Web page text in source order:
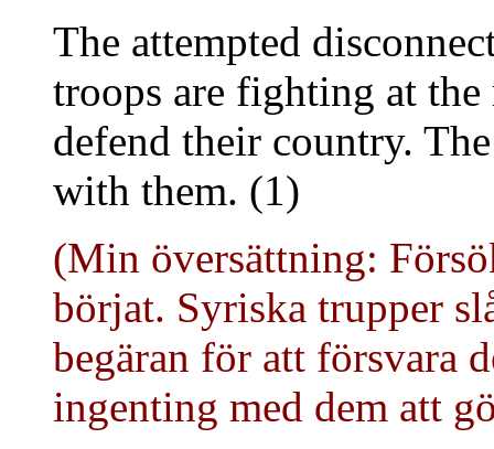
The attempted
troops are fighting at
defend their country.
with them. (1)
(Min översättning:
börjat. Syriska trupper
begäran för att försvara
ingenting med dem att